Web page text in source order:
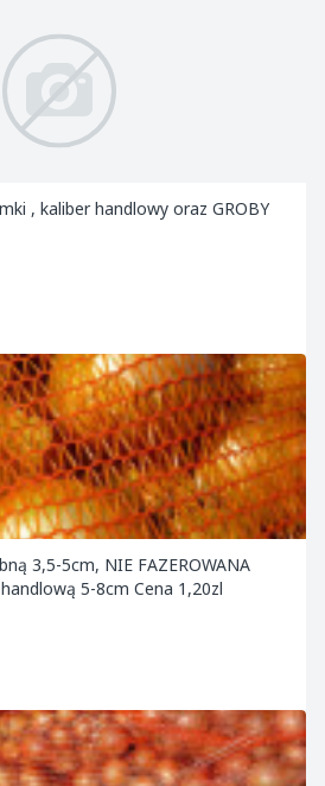
, kaliber handlowy oraz GROBY
3,5-5cm, NIE FAZEROWANA
5-8cm Cena 1,20zl